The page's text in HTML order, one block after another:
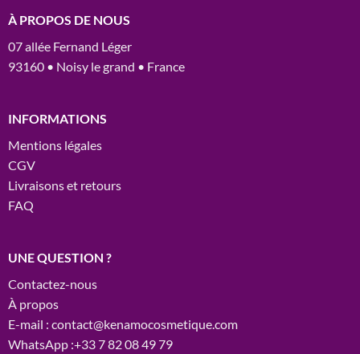
À PROPOS DE NOUS
07 allée Fernand Léger
93160 • Noisy le grand • France
INFORMATIONS
Mentions légales
CGV
Livraisons et retours
FAQ
UNE QUESTION ?
Contactez-nous
À propos
E-mail : contact@kenamocosmetique.com
WhatsApp :+33 7 82 08 49 79